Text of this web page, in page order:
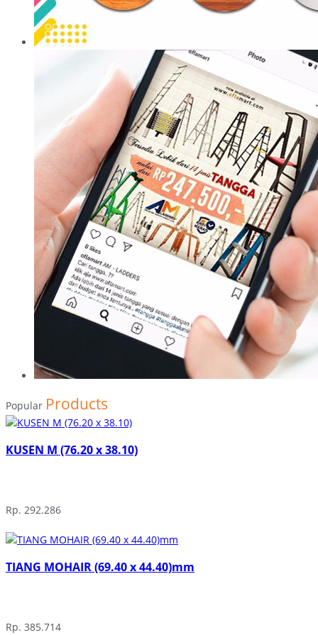
Popular Products
KUSEN M (76.20 x 38.10)
Rp. 292.286
TIANG MOHAIR (69.40 x 44.40)mm
Rp. 385.714